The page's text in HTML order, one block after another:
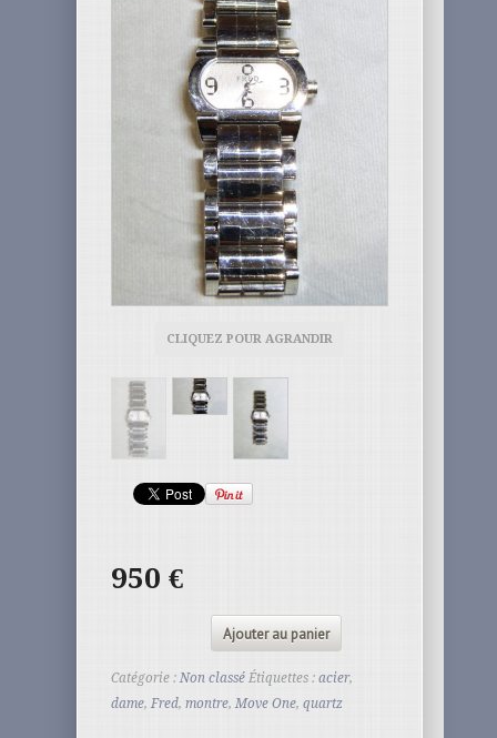
CLIQUEZ POUR AGRANDIR
950 €
Ajouter au panier
Catégorie : Non classé Étiquettes : acier,
dame, Fred, montre, Move One, quartz